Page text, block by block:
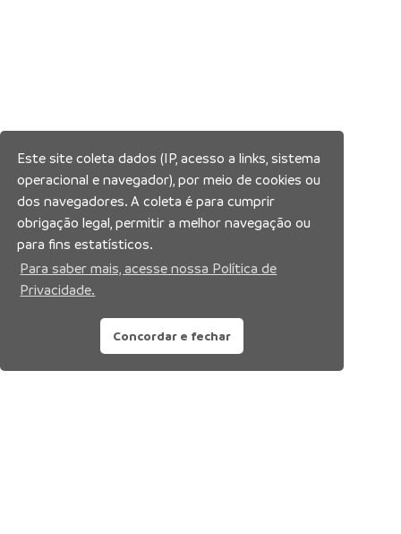
Este site coleta dados (IP, acesso a links, sistema
operacional e navegador), por meio de cookies ou
dos navegadores. A coleta é para cumprir
obrigação legal, permitir a melhor navegação ou
para fins estatísticos.
Para saber mais, acesse nossa Política de
Privacidade.
Concordar e fechar